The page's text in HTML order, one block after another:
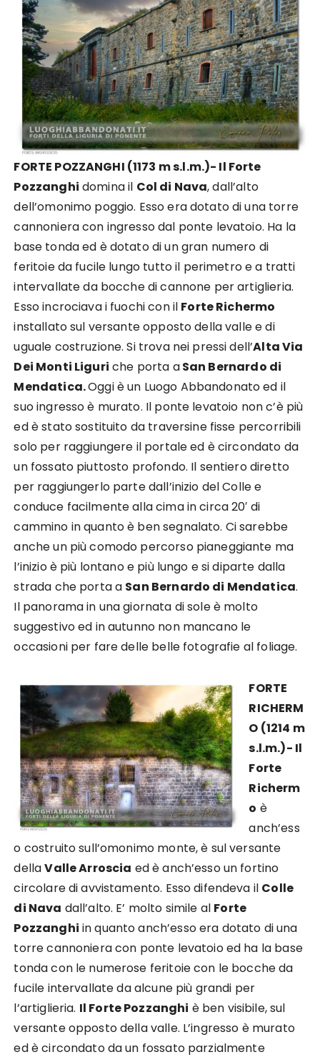
FORTE POZZANGHI (1173 m s.l.m.)- Il Forte
Pozzanghi domina il Col di Nava, dall’alto
dell’omonimo poggio. Esso era dotato di una torre
cannoniera con ingresso dal ponte levatoio. Ha la
base tonda ed è dotato di un gran numero di
feritoie da fucile lungo tutto il perimetro e a tratti
intervallate da bocche di cannone per artiglieria.
Esso incrociava i fuochi con il Forte Richermo
installato sul versante opposto della valle e di
uguale costruzione. Si trova nei pressi dell’Alta Via
Dei Monti Liguri che porta aSan Bernardo di
Mendatica.Oggi è un Luogo Abbandonato ed il
suo ingresso è murato. Il ponte levatoio non c’è più
ed è stato sostituito da traversine fisse percorribili
solo per raggiungere il portale ed è circondato da
un fossato piuttosto profondo. Il sentiero diretto
per raggiungerlo parte dall’inizio del Colle e
conduce facilmente alla cima in circa 20′ di
cammino in quanto è ben segnalato. Ci sarebbe
anche un più comodo percorso pianeggiante ma
l’inizio è più lontano e più lungo e si diparte dalla
strada che porta a San Bernardo di Mendatica.
Il panorama in una giornata di sole è molto
suggestivo ed in autunno non mancano le
occasioni per fare delle belle fotografie al foliage.
FORTE
RICHERM
O (1214 m
s.l.m.)- Il
Forte
Richerm
o è
anch’ess
o costruito sull’omonimo monte, è sul versante
dellaValle Arroscia ed è anch’esso un fortino
circolare di avvistamento. Esso difendeva il Colle
di Nava dall’alto. E’ molto simile al Forte
Pozzanghi in quanto anch’esso era dotato di una
torre cannoniera con ponte levatoio ed ha la base
tonda con le numerose feritoie con le bocche da
fucile intervallate da alcune più grandi per
l’artiglieria. Il Forte Pozzanghi è ben visibile, sul
versante opposto della valle. L’ingresso è murato
ed è circondato da un fossato parzialmente